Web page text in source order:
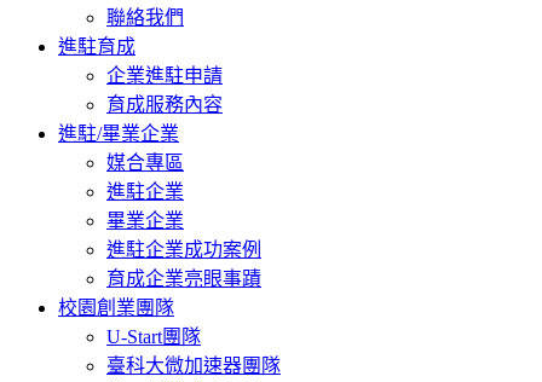
聯絡我們
進駐育成
企業進駐申請
育成服務內容
進駐/畢業企業
媒合專區
進駐企業
畢業企業
進駐企業成功案例
育成企業亮眼事蹟
校園創業團隊
U-Start團隊
臺科大微加速器團隊